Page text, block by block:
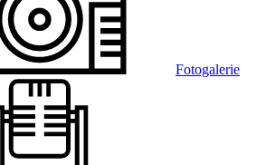
Fotogalerie